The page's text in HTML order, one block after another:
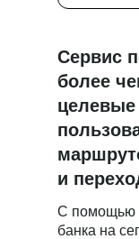
Сервис
более
целевые
и
С помощью
банка на
Оставьте
в течение
Телефон*
8 800 555-41-36
+7 495 995-58-24
sales@pntr.io